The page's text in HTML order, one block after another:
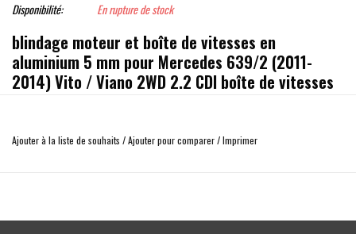
Disponibilité:
En rupture de stock
blindage moteur et boîte de vitesses en
aluminium 5 mm pour Mercedes 639/2 (2011-
2014) Vito / Viano 2WD 2.2 CDI boîte de vitesses
de vitesses automatique
matériel de fixation inclu
Ajouter à la liste de souhaits /Ajouter pour comparer/Imprimer